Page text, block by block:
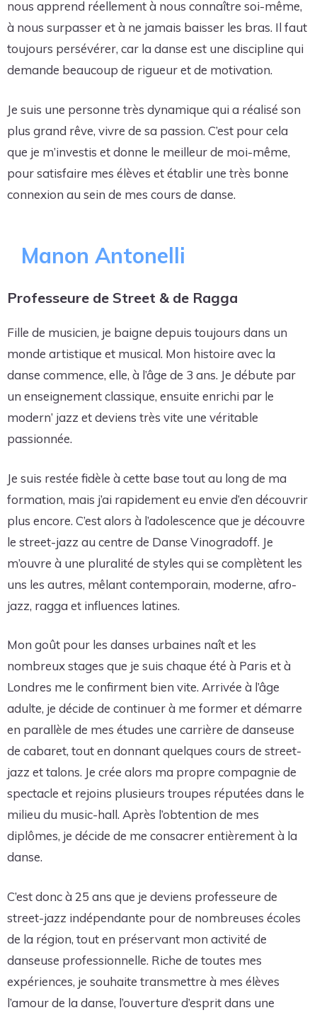
nous apprend réellement à nous connaître soi-même,
à nous surpasser et à ne jamais baisser les bras. Il faut
toujours persévérer, car la danse est une discipline qui
demande beaucoup de rigueur et de motivation.
Je suis une personne très dynamique qui a réalisé son
plus grand rêve, vivre de sa passion. C’est pour cela
que je m’investis et donne le meilleur de moi-même,
pour satisfaire mes élèves et établir une très bonne
connexion au sein de mes cours de danse.
Manon Antonelli
Professeure de Street & de Ragga
Fille de musicien, je baigne depuis toujours dans un
monde artistique et musical. Mon histoire avec la
danse commence, elle, à l’âge de 3 ans. Je débute par
un enseignement classique, ensuite enrichi par le
modern’ jazz et deviens très vite une véritable
passionnée.
Je suis restée fidèle à cette base tout au long de ma
formation, mais j’ai rapidement eu envie d’en découvrir
plus encore. C’est alors à l’adolescence que je découvre
le street-jazz au centre de Danse Vinogradoff. Je
m’ouvre à une pluralité de styles qui se complètent les
uns les autres, mêlant contemporain, moderne, afro-
jazz, ragga et influences latines.
Mon goût pour les danses urbaines naît et les
nombreux stages que je suis chaque été à Paris et à
Londres me le confirment bien vite. Arrivée à l’âge
adulte, je décide de continuer à me former et démarre
en parallèle de mes études une carrière de danseuse
de cabaret, tout en donnant quelques cours de street-
jazz et talons. Je crée alors ma propre compagnie de
spectacle et rejoins plusieurs troupes réputées dans le
milieu du music-hall. Après l’obtention de mes
diplômes, je décide de me consacrer entièrement à la
danse.
C’est donc à 25 ans que je deviens professeure de
street-jazz indépendante pour de nombreuses écoles
de la région, tout en préservant mon activité de
danseuse professionnelle. Riche de toutes mes
expériences, je souhaite transmettre à mes élèves
l’amour de la danse, l’ouverture d’esprit dans une